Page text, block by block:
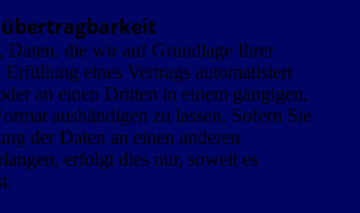
Daten, die wir auf Grundlage Ihrer
eines Vertrags automatisiert
an einen Dritten in einem gängigen,
aushändigen zu lassen. Sofern Sie
der Daten an einen anderen
erfolgt dies nur, soweit es